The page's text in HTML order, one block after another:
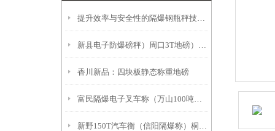
提升效率与安全性的隔爆钢瓶秤技术解析
新县电子防爆磅秤）周口3T地磅）息县隔爆桌秤注意事項:
香川新品：四块板静态称重地磅
富民隔爆电子叉车称（万山100吨吊秤）册亨2吨地磅
新野150T汽车衡（信阳隔爆称）桐柏20吨汽车衡故障维修解决方案：